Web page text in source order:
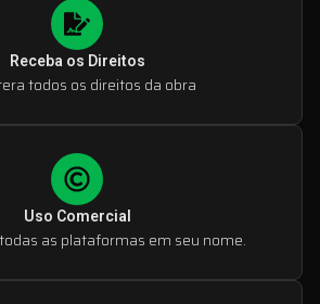
Receba os Direitos
todos os direitos da obra
Uso Comercial
as plataformas em seu nome.